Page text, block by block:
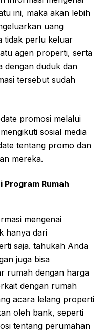
ini, maka akan lebih
uang
tidak perlu keluar
agen properti, serta
dengan duduk dan
tersebut sudah
promosi melalui
sosial media
tentang promo dan
mereka.
Rumah
mengenai
hanya dari
saja. tahukah Anda
juga bisa
rumah dengan harga
dengan rumah
acara lelang properti
oleh bank, seperti
tentang perumahan